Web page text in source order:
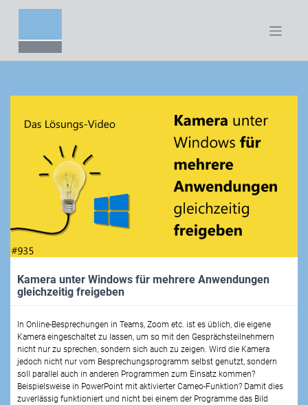
Kamera unter Windows für mehrere Anwendungen
gleichzeitig freigeben
In Online-Besprechungen in Teams, Zoom etc. ist es üblich, die eigene
Kamera eingeschaltet zu lassen, um so mit den Gesprächsteilnehmern
nicht nur zu sprechen, sondern sich auch zu zeigen. Wird die Kamera
jedoch nicht nur vom Besprechungsprogramm selbst genutzt, sondern
soll parallel auch in anderen Programmen zum Einsatz kommen?
Beispielsweise in PowerPoint mit aktivierter Cameo-Funktion? Damit dies
zuverlässig funktioniert und nicht bei einem der Programme das Bild